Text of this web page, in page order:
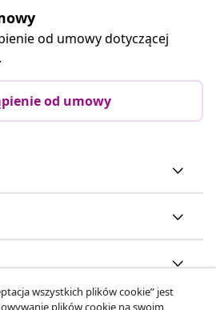
od umowy dotyczącej
od umowy
wszystkich plików cookie” jest
plików cookie na swoim